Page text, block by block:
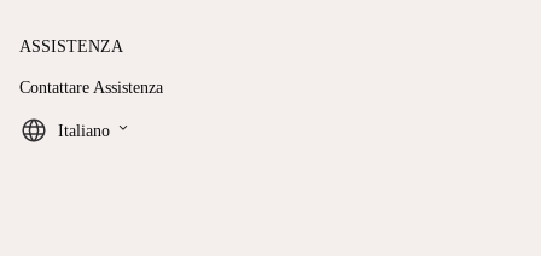
ASSISTENZA
Contattare Assistenza
Italiano keyboard_arrow_down